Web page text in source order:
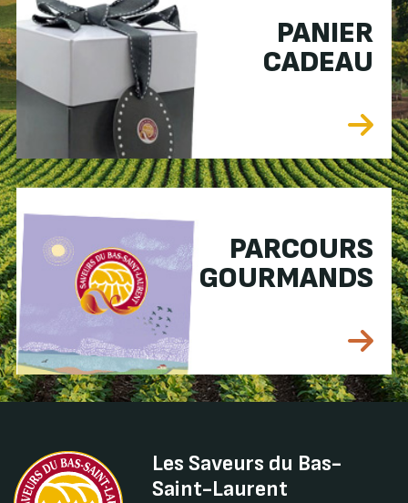
PANIER
CADEAU
PARCOURS
GOURMANDS
Les Saveurs du Bas-
Saint-Laurent